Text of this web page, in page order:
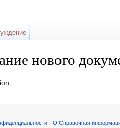
нового
О Справочная